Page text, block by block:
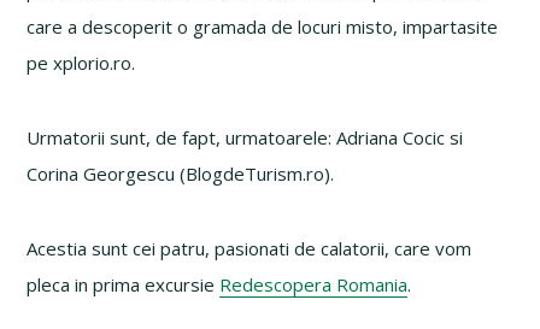
care a descoperit o gramada de locuri misto, impartasite
pe xplorio.ro.
Urmatorii sunt, de fapt, urmatoarele: Adriana Cocic si
Corina Georgescu (BlogdeTurism.ro).
Acestia sunt cei patru, pasionati de calatorii, care vom
pleca in prima excursie Redescopera Romania.